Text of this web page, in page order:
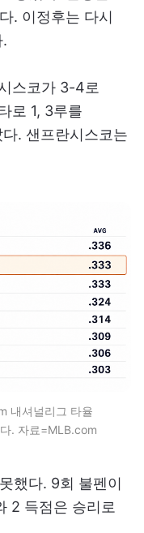
. 이정후는 다시
스코가 3-4로
로 1, 3루를
. 샌프란시스코는
내셔널리그 타율
. 자료=MLB.com
했다. 9회 불펜이
2 득점은 승리로